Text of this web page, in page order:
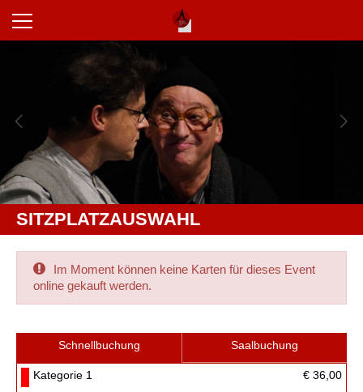
SITZPLATZAUSWAHL
Im Moment können keine Karten für dieses Event
online gekauft werden.
Schnellbuchung Saalbuchung
Kategorie 1
€ 36,00